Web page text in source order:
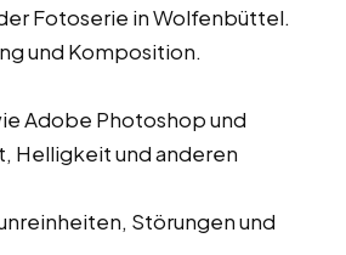
Fotoserie in Wolfenbüttel.
und Komposition.
Adobe Photoshop und
Helligkeit und anderen
Störungen und